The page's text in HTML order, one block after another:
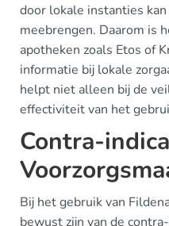
door lokale instanties
meebrengen. Daarom is
apotheken zoals Etos of
informatie bij lokale
helpt niet alleen bij de
effectiviteit van het
Contra-
Bij het gebruik van
bewust zijn van de